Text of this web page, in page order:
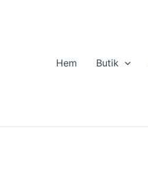
Hem Butik